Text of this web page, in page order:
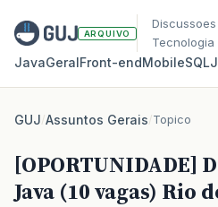
ARQUIVO
Tecnologia
JavaGeralFront‑endMobileSQL
GUJ/Assuntos Gerais/Topico
[OPORTUNIDADE]
Java (10 vagas) Rio